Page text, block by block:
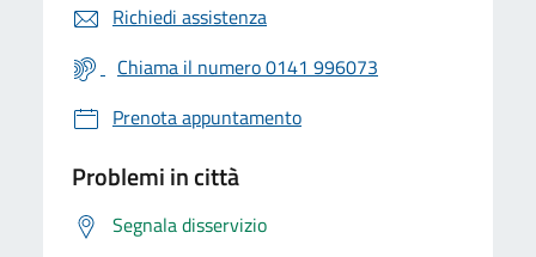
Richiedi assistenza
Chiama il numero 0141 996073
Prenota appuntamento
Problemi in città
Segnala disservizio